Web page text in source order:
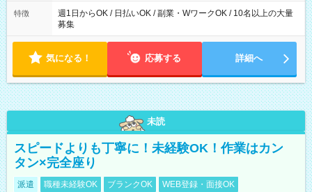
特徴
週1日からOK / 日払いOK / 副業・WワークOK / 10名以上の大量
募集
気になる！ 応募する 詳細へ
未読
スピードよりも丁寧に！未経験OK！作業はカン
タン×完全座り
派遣 職種未経験OK ブランクOK WEB登録・面接OK